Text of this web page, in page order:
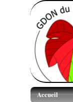
Accueil